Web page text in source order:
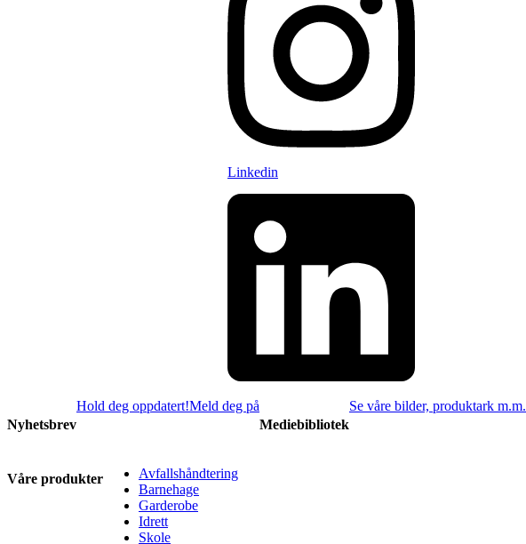
Linkedin
Nyhetsbrev
Hold deg oppdatert!Meld deg på
Mediebibliotek
Se våre bilder, produktark m.m.
Våre produkter
Avfallshåndtering
Barnehage
Garderobe
Idrett
Skole